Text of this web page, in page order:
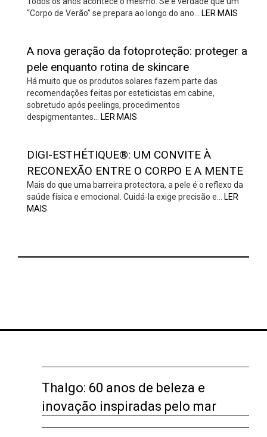
“Corpo de Verão” se prepara ao longo do ano…
LER MAIS
A nova geração da fotoproteção: proteger a
pele enquanto rotina de skincare
Há muito que os produtos solares fazem parte das
recomendações feitas por esteticistas em cabine,
sobretudo após peelings, procedimentos
despigmentantes…
LER MAIS
DIGI-ESTHÉTIQUE®: UM CONVITE À
RECONEXÃO ENTRE O CORPO E A MENTE
Mais do que uma barreira protectora, a pele é o reflexo da
saúde física e emocional. Cuidá-la exige precisão e…
LER
MAIS
Thalgo: 60 anos de beleza e
inovação inspiradas pelo mar